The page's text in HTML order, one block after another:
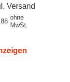
Versand
ohne
MwSt.